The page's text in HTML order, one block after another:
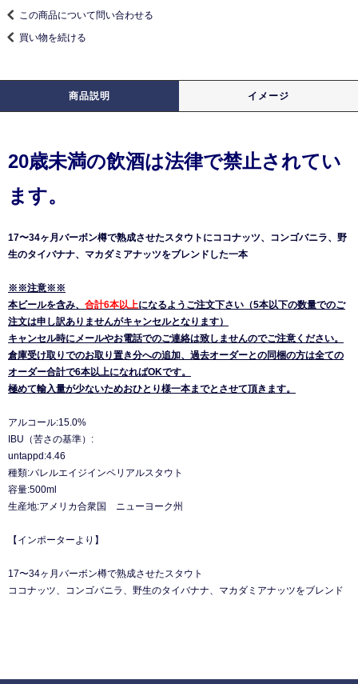
この商品について問い合わせる
買い物を続ける
商品説明 イメージ
20歳未満の飲酒は法律で禁止されてい
ます。
17〜34ヶ月バーボン樽で熟成させたスタウトにココナッツ、コンゴバニラ、野
生のタイバナナ、マカダミアナッツをブレンドした一本
※※注意※※
本ビールを含み、 合計6本以上になるようご注文下さい（5本以下の数量でのご
注文は申し訳ありませんがキャンセルとなります）
キャンセル時にメールやお電話でのご連絡は致しませんのでご注意ください。
倉庫受け取りでのお取り置き分への追加、過去オーダーとの同梱の方は全ての
オーダー合計で6本以上になればOKです。
極めて輸入量が少ないためおひとり様一本までとさせて頂きます。
アルコール:15.0%
IBU（苦さの基準）:
untappd:4.46
種類:バレルエイジインペリアルスタウト
容量:500ml
生産地:アメリカ合衆国 ニューヨーク州
【インポーターより】
17〜34ヶ月バーボン樽で熟成させたスタウト
ココナッツ、コンゴバニラ、野生のタイバナナ、マカダミアナッツをブレンド